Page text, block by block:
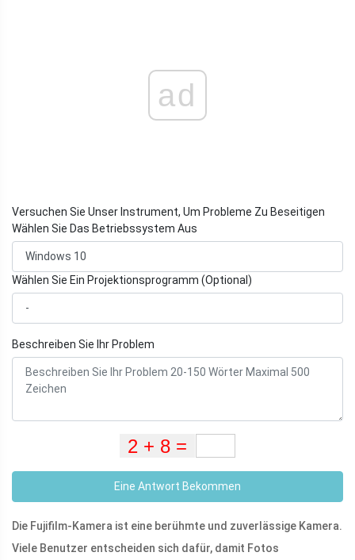
ad
Versuchen Sie Unser Instrument, Um Probleme Zu Beseitigen
Wählen Sie Das Betriebssystem Aus
Wählen Sie Ein Projektionsprogramm (Optional)
Beschreiben Sie Ihr Problem
Eine Antwort Bekommen
Die Fujifilm-Kamera ist eine berühmte und zuverlässige Kamera.
Viele Benutzer entscheiden sich dafür, damit Fotos